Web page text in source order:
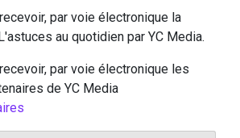
par voie électronique la
au quotidien par YC Media.
par voie électronique les
de YC Media